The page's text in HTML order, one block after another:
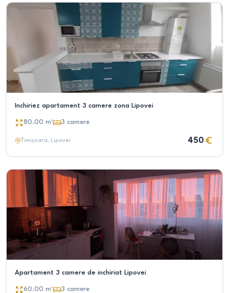
Inchiriez apartament 3 camere zona Lipovei
80.00 m² 3 camere
Timișoara, Lipovei 450
Apartament 3 camere de inchiriat Lipovei
60.00 m² 3 camere